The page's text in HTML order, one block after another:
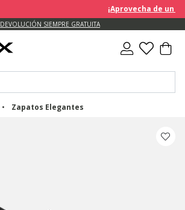
¡Aprovecha de un
DEVOLUCIÓN SIEMPRE GRATUITA
Zapatos Elegantes